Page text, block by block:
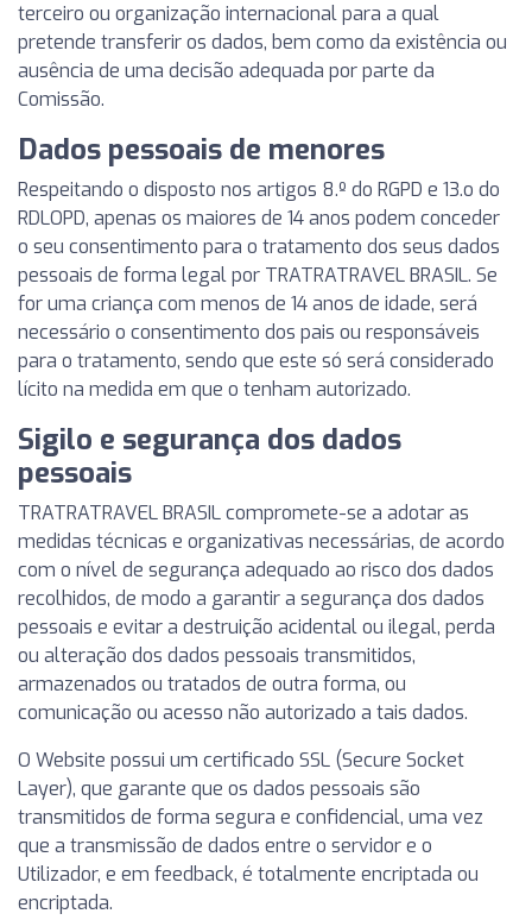
terceiro ou organização internacional para a qual
pretende transferir os dados, bem como da existência ou
ausência de uma decisão adequada por parte da
Comissão.
Dados pessoais de menores
Respeitando o disposto nos artigos 8.º do RGPD e 13.o do
RDLOPD, apenas os maiores de 14 anos podem conceder
o seu consentimento para o tratamento dos seus dados
pessoais de forma legal por TRATRATRAVEL BRASIL. Se
for uma criança com menos de 14 anos de idade, será
necessário o consentimento dos pais ou responsáveis
para o tratamento, sendo que este só será considerado
lícito na medida em que o tenham autorizado.
Sigilo e segurança dos dados
pessoais
TRATRATRAVEL BRASIL compromete-se a adotar as
medidas técnicas e organizativas necessárias, de acordo
com o nível de segurança adequado ao risco dos dados
recolhidos, de modo a garantir a segurança dos dados
pessoais e evitar a destruição acidental ou ilegal, perda
ou alteração dos dados pessoais transmitidos,
armazenados ou tratados de outra forma, ou
comunicação ou acesso não autorizado a tais dados.
O Website possui um certificado SSL (Secure Socket
Layer), que garante que os dados pessoais são
transmitidos de forma segura e confidencial, uma vez
que a transmissão de dados entre o servidor e o
Utilizador, e em feedback, é totalmente encriptada ou
encriptada.